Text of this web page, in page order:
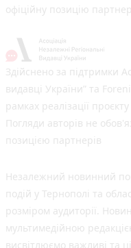
офіційну позицію
Здійснено за підтримки
видавці України” та
рамках реалізації
Погляди авторів не
позицією партнерів
Незалежний новинний
подій у Тернополі та
розміром аудиторії.
мультимедійною
висвітлюємо важливі та